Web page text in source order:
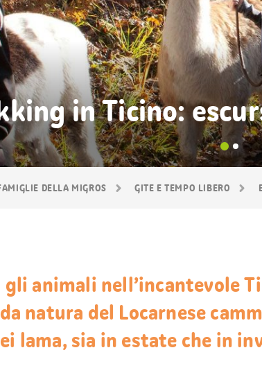
DELLA MIGROS GITE E TEMPO LIBERO
in Ticino:
animali nell’incantevole
natura del Locarnese
lama, sia in estate che in